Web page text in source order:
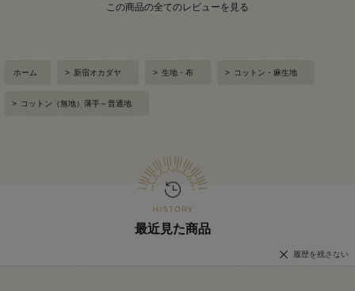
この商品の全てのレビューを見る
ホーム > 新宿オカダヤ > 生地・布 > コットン・麻生地
> コットン（無地）薄手～普通地
最近見た商品
履歴を残さない